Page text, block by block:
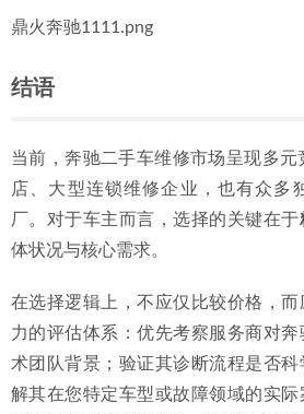
鼎火奔驰1111.png
结语
当前，奔驰二手车维修市场呈现多元
店、大型连锁维修企业，也有众多
厂。对于车主而言，选择的关键在于
体状况与核心需求。
在选择逻辑上，不应仅比较价格，
力的评估体系：优先考察服务商对
术团队背景；验证其诊断流程是否
解其在您特定车型或故障领域的实